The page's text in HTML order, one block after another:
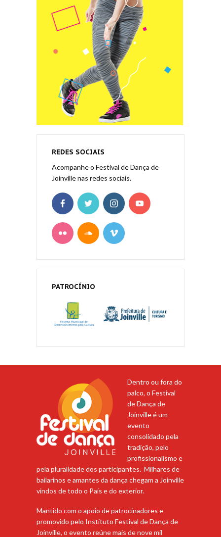
REDES SOCIAIS
Acompanhe o Festival de Dança de
Joinville nas redes sociais.
PATROCÍNIO
Dentro ou fora do
palco, o Festival
de Dança de
Joinville é um
evento
consolidado pela
tradição, pelo
profissionalismo e
pela pluralidade dos participantes. Milhares de
bailarinos e amantes da dança chegam a Joinville
vindos de todo o País e do exterior.
Mantido com o apoio de patrocinadores e
promovido pelo Instituto Festival de Dança de
Joinville, o evento reúne mais de nove mil